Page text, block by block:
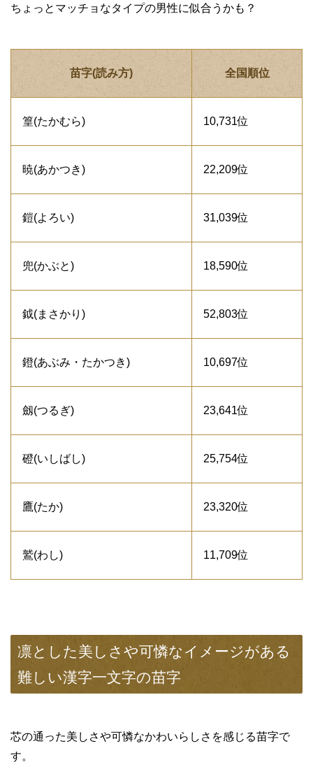
ちょっとマッチョなタイプの男性に似合うかも？
苗字(読み方) 全国順位
篁(たかむら) 10,731位
暁(あかつき) 22,209位
鎧(よろい) 31,039位
兜(かぶと) 18,590位
鉞(まさかり) 52,803位
鐙(あぶみ・たかつき) 10,697位
劔(つるぎ) 23,641位
磴(いしばし) 25,754位
鷹(たか) 23,320位
鷲(わし) 11,709位
凛とした美しさや可憐なイメージがある
難しい漢字一文字の苗字
芯の通った美しさや可憐なかわいらしさを感じる苗字で
す。